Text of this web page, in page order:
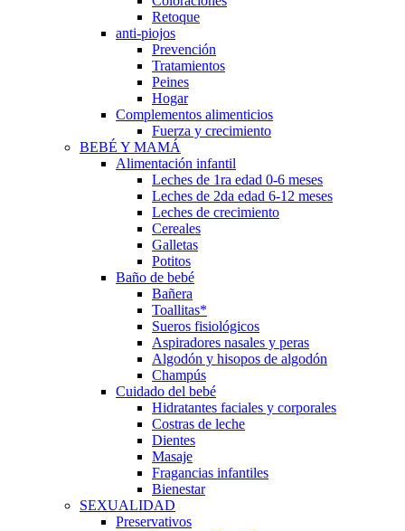
Retoque
anti-piojos
Prevención
Tratamientos
Peines
Hogar
Complementos alimenticios
Fuerza y crecimiento
BEBÉ Y MAMÁ
Alimentación infantil
Leches de 1ra edad 0-6 meses
Leches de 2da edad 6-12 meses
Leches de crecimiento
Cereales
Galletas
Potitos
Baño de bebé
Bañera
Toallitas*
Sueros fisiológicos
Aspiradores nasales y peras
Algodón y hisopos de algodón
Champús
Cuidado del bebé
Hidratantes faciales y corporales
Costras de leche
Dientes
Masaje
Fragancias infantiles
Bienestar
SEXUALIDAD
Preservativos